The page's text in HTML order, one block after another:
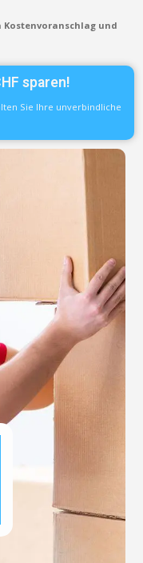
und
sparen!
Sie Ihre unverbindliche